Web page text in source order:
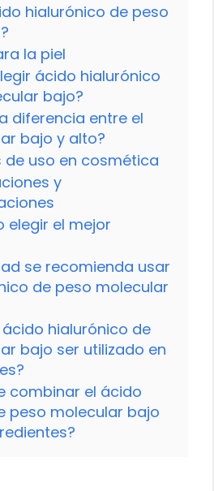
hialurónico de peso
la piel
ácido hialurónico
bajo?
diferencia entre el
bajo y alto?
de uso en cosmética
y
elegir el mejor
se recomienda usar
de peso molecular
ácido hialurónico de
bajo ser utilizado en
combinar el ácido
peso molecular bajo